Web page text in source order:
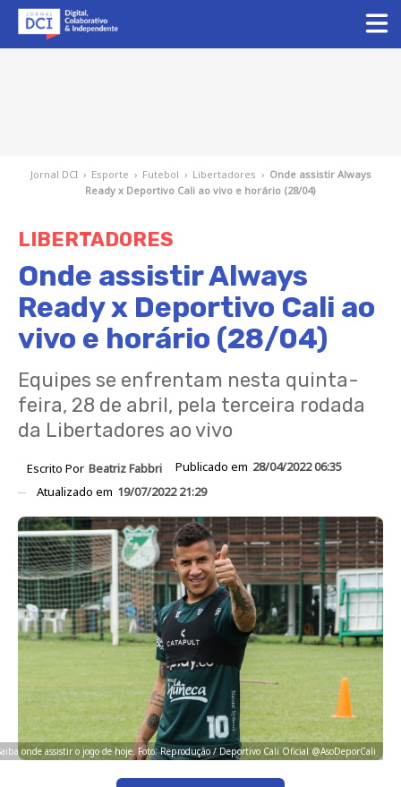
Jornal DCI › Esporte › Futebol › Libertadores › Onde assistir Always
Ready x Deportivo Cali ao vivo e horário (28/04)
LIBERTADORES
Onde assistir Always
Ready x Deportivo Cali ao
vivo e horário (28/04)
Equipes se enfrentam nesta quinta-
feira, 28 de abril, pela terceira rodada
da Libertadores ao vivo
Escrito Por Beatriz Fabbri Publicado em 28/04/2022 06:35
Atualizado em 19/07/2022 21:29
onde assistir o jogo de hoje. Foto: Reprodução / Deportivo Cali Oficial @AsoDeporCali